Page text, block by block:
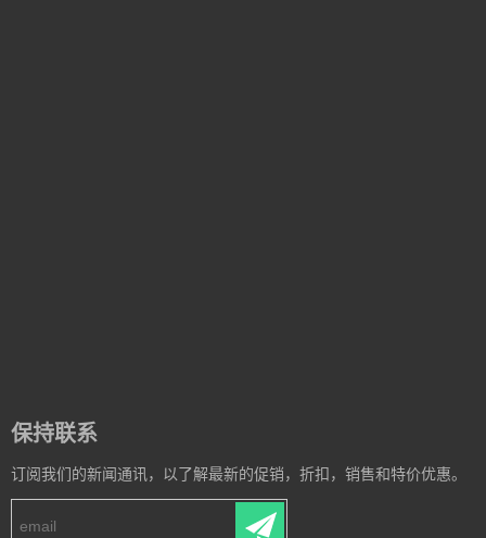
保持联系
订阅我们的新闻通讯，以了解最新的促销，折扣，销售和特价优惠。